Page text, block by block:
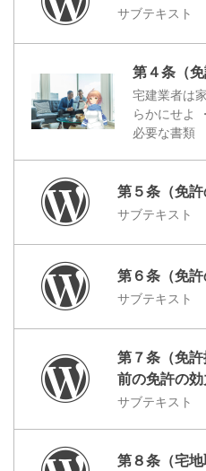
サブテキスト
第４条（免
宅建業者は
らかにせよ
必要な書類
第５条（免許
サブテキスト
第６条（免許
サブテキスト
第７条（免
前の免許の効
サブテキスト
第８条（宅地